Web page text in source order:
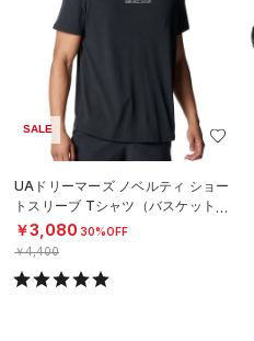
SALE
UAドリーマーズ ノベルティ ショー
トスリーブ Tシャツ（バスケットボ
ール/MEN）
￥3,080 30%OFF
￥4,400